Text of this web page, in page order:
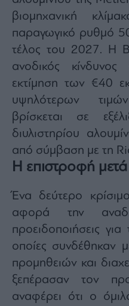
βιομηχανική
παραγωγικό ρυθμό
τέλος του 2027. Η
ανοδικός
εκτίμηση των €40
υψηλότερων
βρίσκεται σε
διυλιστηρίου
από σύμβαση με τη
Η επιστροφή
Ένα δεύτερο
αφορά την
προειδοποιήσεις
οποίες συνδέθηκαν
προμηθειών και
ξεπέρασαν τον
αναφέρει ότι ο